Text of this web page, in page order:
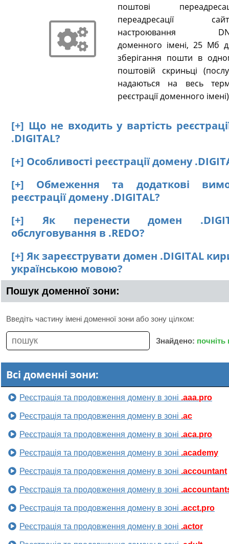
поштові
переадресації
настроювання
доменного імені, 25 Мб
зберігання пошти в
поштовій скриньці
надаються на весь
реєстрації доменного
[+] Що не входить у вартість
.DIGITAL?
[+] Особливості реєстрації домену
[+] Обмеження та додаткові
реєстрації домену .DIGITAL?
[+] Як перенести домен
обслуговування в .REDO?
[+] Як зареєструвати домен .DIGITAL
українською мовою?
Пошук доменної зони:
Введіть частину імені доменної зони або зону цілком:
Знайдено:
Всі доменні зони:
Реєстрація та продовження домену в зоні .aaa.pro
Реєстрація та продовження домену в зоні .ac
Реєстрація та продовження домену в зоні .aca.pro
Реєстрація та продовження домену в зоні .academy
Реєстрація та продовження домену в зоні .accountant
Реєстрація та продовження домену в зоні
Реєстрація та продовження домену в зоні .acct.pro
Реєстрація та продовження домену в зоні .actor